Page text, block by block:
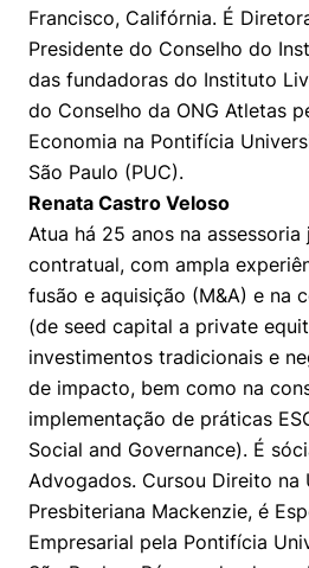
Francisco, Califórnia. É
Presidente do Conselho do
das fundadoras do Instituto
do Conselho da ONG Atletas
Economia na Pontifícia
São Paulo (PUC).
Renata Castro Veloso
Atua há 25 anos na
contratual, com ampla
fusão e aquisição (M&A) e na
(de seed capital a private
investimentos tradicionais e
de impacto, bem como na
implementação de práticas
Social and Governance). É
Advogados. Cursou Direito na
Presbiteriana Mackenzie, é
Empresarial pela Pontifícia